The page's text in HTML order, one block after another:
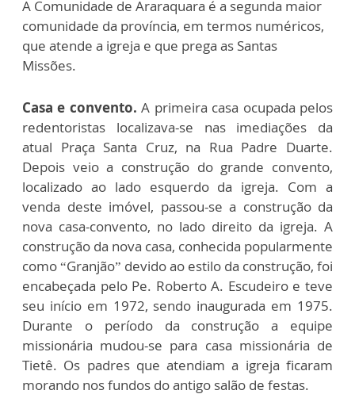
A Comunidade de Araraquara é a segunda maior
comunidade da província, em termos numéricos,
que atende a igreja e que prega as Santas
Missões.
Casa e convento.A primeira casa ocupada pelos
redentoristas localizava-se nas imediações da
atual Praça Santa Cruz, na Rua Padre Duarte.
Depois veio a construção do grande convento,
localizado ao lado esquerdo da igreja. Com a
venda deste imóvel, passou-se a construção da
nova casa-convento, no lado direito da igreja. A
construção da nova casa, conhecida popularmente
como “Granjão” devido ao estilo da construção, foi
encabeçada pelo Pe. Roberto A. Escudeiro e teve
seu início em 1972, sendo inaugurada em 1975.
Durante o período da construção a equipe
missionária mudou-se para casa missionária de
Tietê. Os padres que atendiam a igreja ficaram
morando nos fundos do antigo salão de festas.